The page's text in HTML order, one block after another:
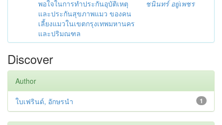
พอใจในการทำประกันอุบัติเหตุ
และประกันสุขภาพแมว ของคน
เลี้ยงแมวในเขตกรุงเทพมหานคร
และปริมณฑล
ชนินทร์ อยู่เพชร
Discover
Author
1
ใบเฟรินด์, อักษรนำ